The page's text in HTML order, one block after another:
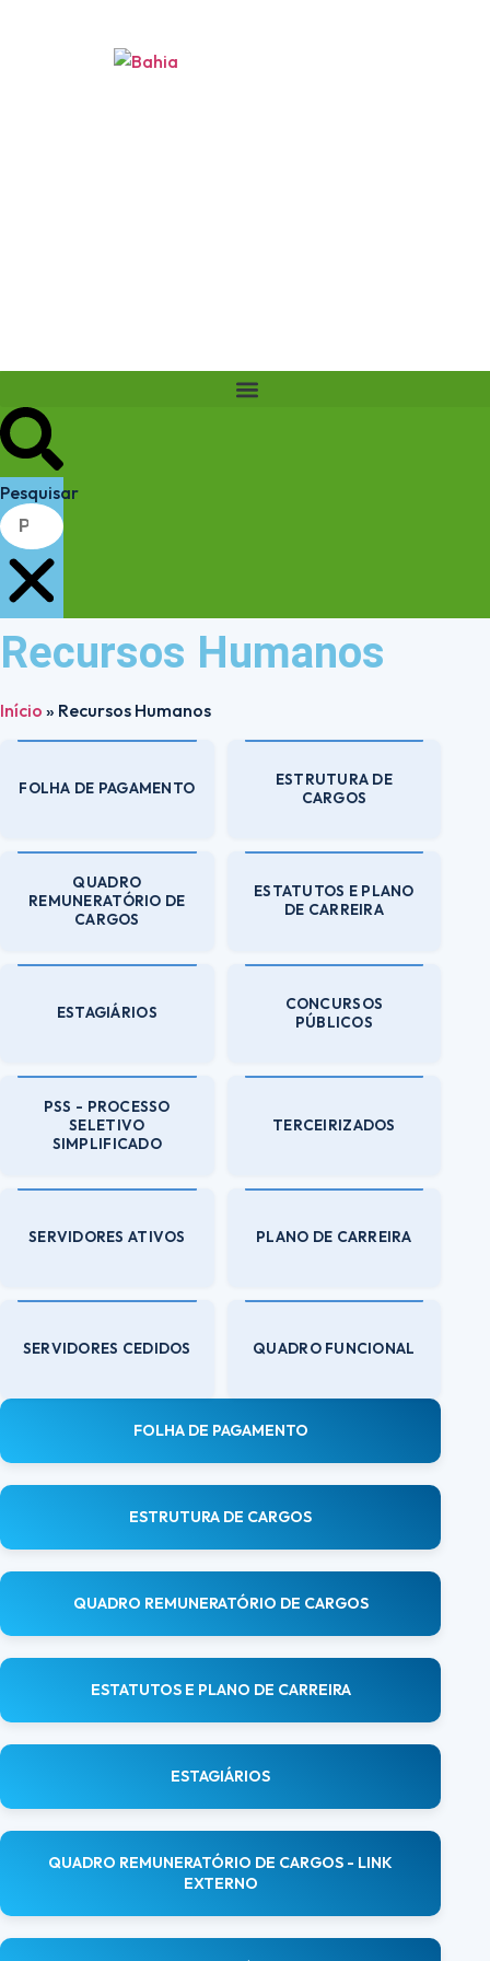
Pesquisar
Recursos Humanos
Início » Recursos Humanos
FOLHA DE PAGAMENTO
ESTRUTURA DE
CARGOS
QUADRO
REMUNERATÓRIO DE
CARGOS
ESTATUTOS E PLANO
DE CARREIRA
ESTAGIÁRIOS
CONCURSOS
PÚBLICOS
PSS - PROCESSO
SELETIVO
SIMPLIFICADO
TERCEIRIZADOS
SERVIDORES ATIVOS PLANO DE CARREIRA
SERVIDORES CEDIDOS QUADRO FUNCIONAL
FOLHA DE PAGAMENTO
ESTRUTURA DE CARGOS
QUADRO REMUNERATÓRIO DE CARGOS
ESTATUTOS E PLANO DE CARREIRA
ESTAGIÁRIOS
QUADRO REMUNERATÓRIO DE CARGOS - LINK
EXTERNO